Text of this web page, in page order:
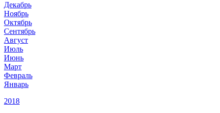
Декабрь
Ноябрь
Октябрь
Сентябрь
Август
Июль
Июнь
Март
Февраль
Январь
2018